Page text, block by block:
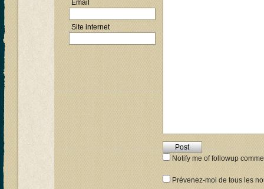
Email
Site internet
Notify me of followup
Prévenez-moi de tous les